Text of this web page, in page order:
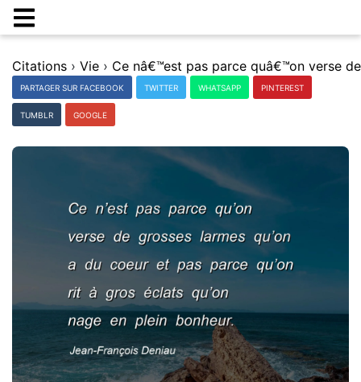
Citations › Vie ›
PARTAGER SUR FACEBOOK TWITTER WHATSAPP PINTEREST
TUMBLR GOOGLE